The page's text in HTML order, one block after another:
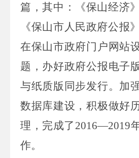
篇，其中：《保山经济
《保山市人民政府公报
在保山市政府门户网站
题，办好政府公报电子
与纸质版同步发行。加
数据库建设，积极做好
理，完成了 2016—2019
作。